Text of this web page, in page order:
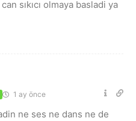
sıkıcı olmaya basladi ya
1 ay önce
ne ses ne dans ne de